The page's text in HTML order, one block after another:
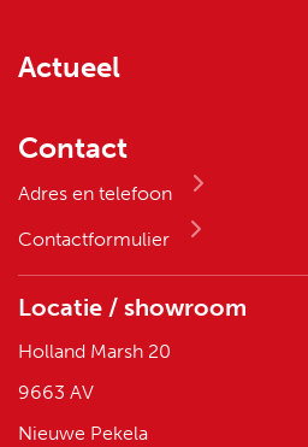
Actueel
Contact
Adres en telefoon
Contactformulier
Locatie / showroom
Holland Marsh 20
9663 AV
Nieuwe Pekela